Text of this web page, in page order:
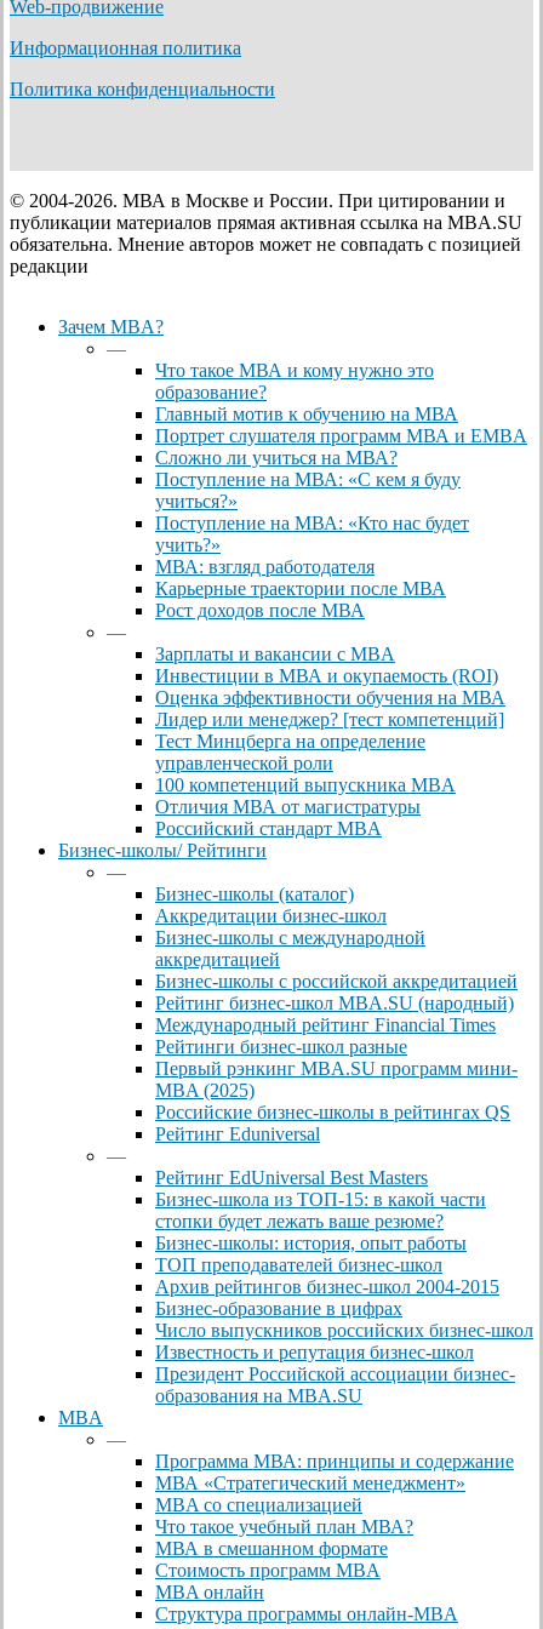
Web-продвижение
Информационная политика
Политика конфиденциальности
© 2004-2026. МВА в Москве и России. При цитировании и
публикации материалов прямая активная ссылка на MBA.SU
обязательна. Мнение авторов может не совпадать с позицией
редакции
Close
Зачем MBA?
—
Что такое МВА и кому нужно это
образование?
Главный мотив к обучению на МВА
Портрет слушателя программ МВА и EMBA
Сложно ли учиться на МВА?
Поступление на МВА: «С кем я буду
учиться?»
Поступление на МВА: «Кто нас будет
учить?»
МВА: взгляд работодателя
Карьерные траектории после МВА
Рост доходов после МВА
—
Зарплаты и вакансии с MBA
Инвестиции в МВА и окупаемость (ROI)
Оценка эффективности обучения на МВА
Лидер или менеджер? [тест компетенций]
Тест Минцберга на определение
управленческой роли
100 компетенций выпускника MBA
Отличия МВА от магистратуры
Российский стандарт MBA
Бизнес-школы/ Рейтинги
—
Бизнес-школы (каталог)
Аккредитации бизнес-школ
Бизнес-школы с международной
аккредитацией
Бизнес-школы с российской аккредитацией
Рейтинг бизнес-школ MBA.SU (народный)
Международный рейтинг Financial Times
Рейтинги бизнес-школ разные
Первый рэнкинг MBA.SU программ мини-
MBA (2025)
Российские бизнес-школы в рейтингах QS
Рейтинг Eduniversal
—
Рейтинг EdUniversal Best Masters
Бизнес-школа из ТОП-15: в какой части
стопки будет лежать ваше резюме?
Бизнес-школы: история, опыт работы
ТОП преподавателей бизнес-школ
Архив рейтингов бизнес-школ 2004-2015
Бизнес-образование в цифрах
Число выпускников российских бизнес-школ
Известность и репутация бизнес-школ
Президент Российской ассоциации бизнес-
образования на MBA.SU
MBA
—
Программа МВА: принципы и содержание
МВА «Cтратегический менеджмент»
MBA со специализацией
Что такое учебный план МВА?
МВА в смешанном формате
Стоимость программ MBA
MBA онлайн
Cтруктура программы онлайн-MBA